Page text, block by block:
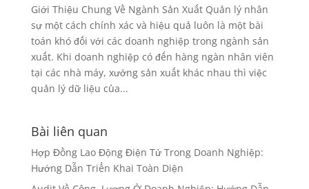
Giới Thiệu Chung Về Ngành Sản Xuất Quản lý nhân
sự một cách chính xác và hiệu quả luôn là một bài
toán khó đối với các doanh nghiệp trong ngành sản
xuất. Khi doanh nghiệp có đến hàng ngàn nhân viên
tại các nhà máy, xưởng sản xuất khác nhau thì việc
quản lý dữ liệu của...
Bài liên quan
Hợp Đồng Lao Động Điện Tử Trong Doanh Nghiệp:
Hướng Dẫn Triển Khai Toàn Diện